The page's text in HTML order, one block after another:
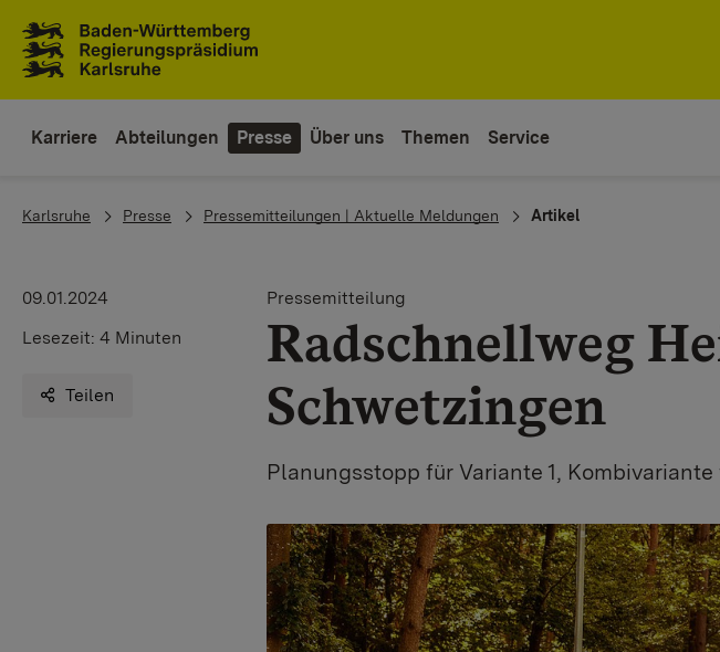
Karriere Abteilungen Presse Über uns Themen Service
You are here:
Karlsruhe Presse Pressemitteilungen | Aktuelle Meldungen Artikel
09.01.2024
Lesezeit: 4 Minuten
Teilen
Pressemitteilung
Radschnellweg
Schwetzingen
Planungsstopp für Variante 1,